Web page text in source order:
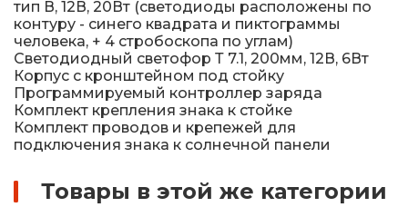
тип В, 12В, 20Вт (светодиоды расположены по
контуру - синего квадрата и пиктограммы
человека, + 4 стробоскопа по углам)
Светодиодный светофор Т 7.1, 200мм, 12В, 6Вт
Корпус с кронштейном под стойку
Программируемый контроллер заряда
Комплект крепления знака к стойке
Комплект проводов и крепежей для
подключения знака к солнечной панели
Товары в этой же категории